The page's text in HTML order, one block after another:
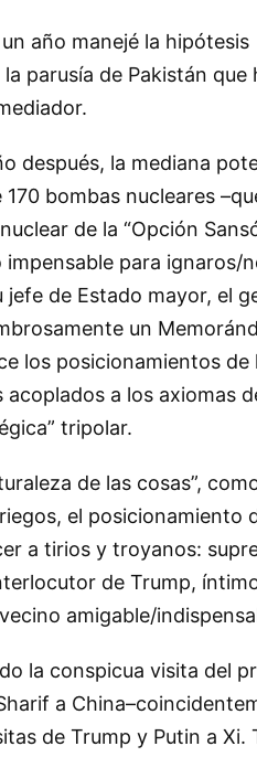
año manejé la
parusía de Pakistán que
después, la mediana
170 bombas nucleares
de la “Opción
impensable para ignaros/
jefe de Estado mayor, el
un
los posicionamientos de
acoplados a los axiomas
tripolar.
de las cosas”,
el posicionamiento
a tirios y troyanos:
de Trump,
amigable/
la conspicua visita del
a
de Trump y Putin a Xi.